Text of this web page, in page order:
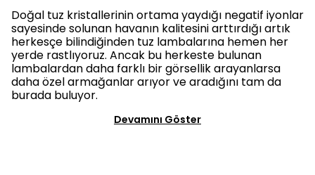
Doğal tuz kristallerinin ortama yaydığı negatif iyonlar
sayesinde solunan havanın kalitesini arttırdığı artık
herkesçe bilindiğinden tuz lambalarına hemen her
yerde rastlıyoruz. Ancak bu herkeste bulunan
lambalardan daha farklı bir görsellik arayanlarsa
daha özel armağanlar arıyor ve aradığını tam da
burada buluyor.
Devamını Göster